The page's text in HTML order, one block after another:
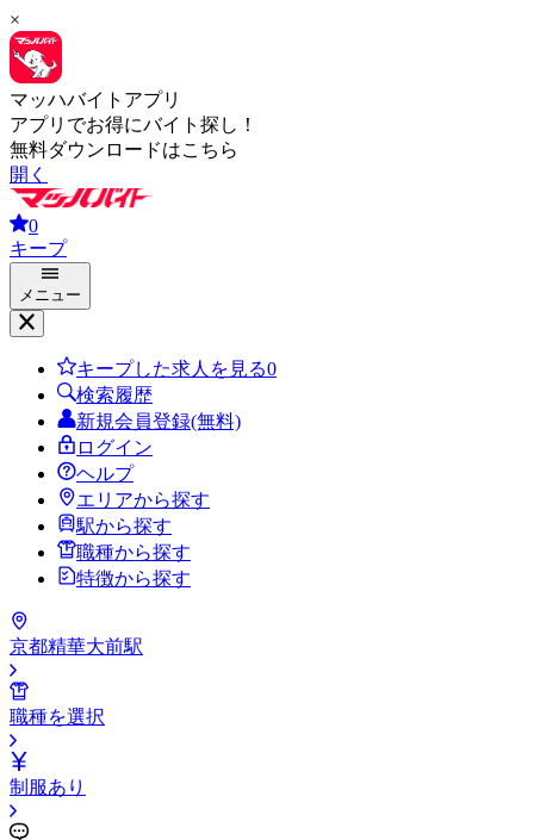
×
マッハバイトアプリ
アプリでお得にバイト探し！
無料ダウンロードはこちら
開く
0
キープ
メニュー
キープした求人を見る0
検索履歴
新規会員登録(無料)
ログイン
ヘルプ
エリアから探す
駅から探す
職種から探す
特徴から探す
京都精華大前駅
職種を選択
制服あり